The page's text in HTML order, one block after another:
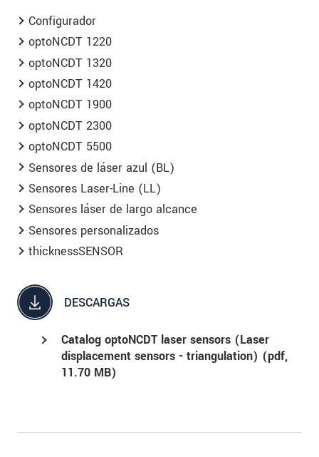
Configurador
optoNCDT 1220
optoNCDT 1320
optoNCDT 1420
optoNCDT 1900
optoNCDT 2300
optoNCDT 5500
Sensores de láser azul (BL)
Sensores Laser-Line (LL)
Sensores láser de largo alcance
Sensores personalizados
thicknessSENSOR
DESCARGAS
Catalog optoNCDT laser sensors (Laser
displacement sensors - triangulation) (pdf,
11.70 MB)